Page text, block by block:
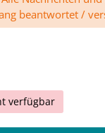
beantwortet /
verfügbar